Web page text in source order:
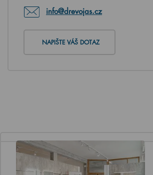
info@drevojas.cz
NAPIŠTE VÁŠ DOTAZ